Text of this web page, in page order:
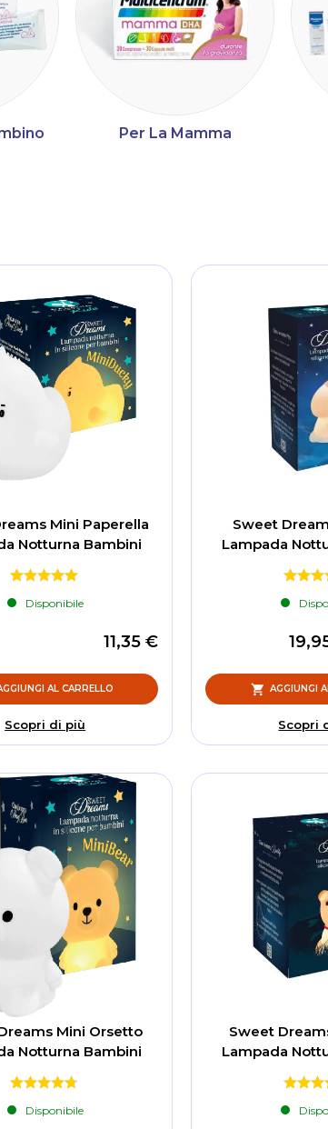
Per La Mamma
Mini Paperella
Notturna Bambini
Disponibile
11,35 €
AL CARRELLO
Scopri di più
Sweet
Lampada
AGGIUNGI
Scopri
Mini Orsetto
Notturna Bambini
Disponibile
Sweet
Lampada